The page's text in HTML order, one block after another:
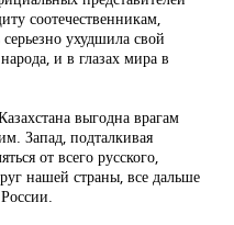
соотечественникам,
ухудшила свой
и в глазах мира в
выгодна врагам
Запад, подталкивая
от всего русского,
нашей страны, все дальше